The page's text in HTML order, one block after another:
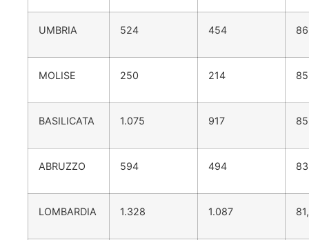
UMBRIA 524 454
MOLISE 250 214
BASILICATA 1.075 917
ABRUZZO 594 494
LOMBARDIA 1.328 1.087